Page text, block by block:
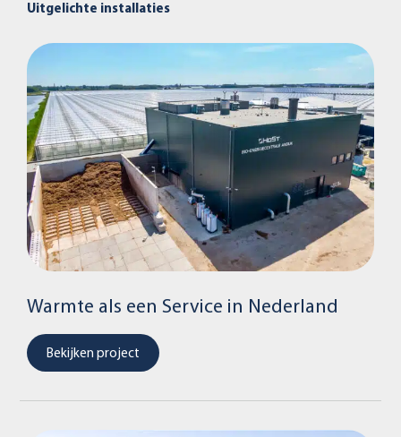
Uitgelichte installaties
Warmte als een Service in Nederland
Bekijken project